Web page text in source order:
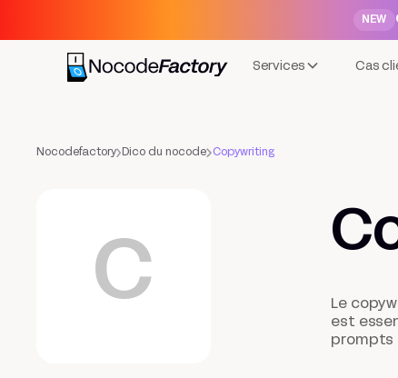
NEW
Services Cas
Nocodefactory Dico du nocode Copywriting
C
Le
est
prompts